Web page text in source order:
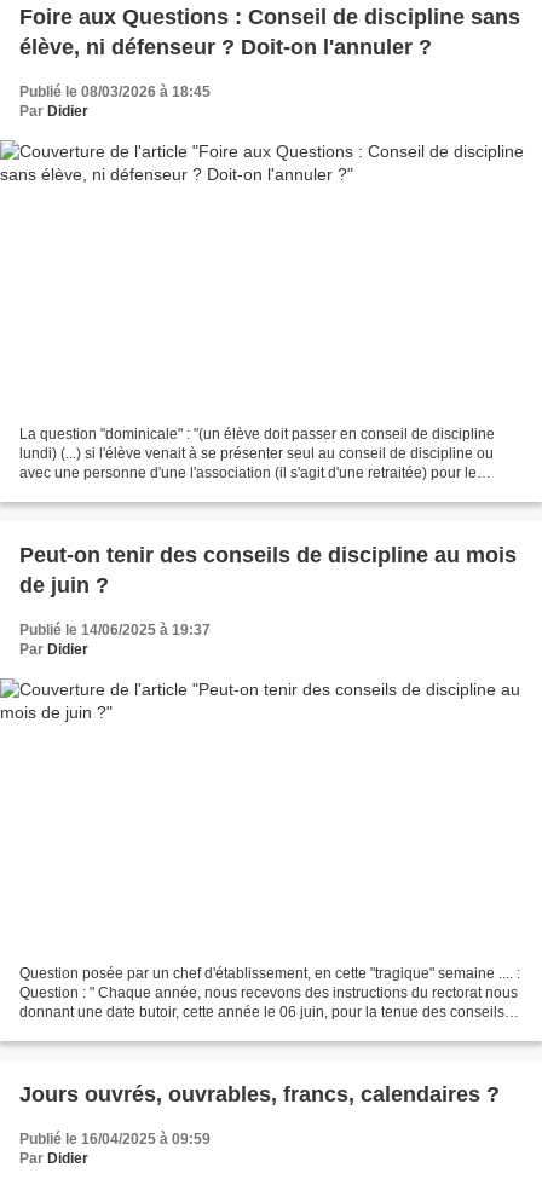
Foire aux Questions : Conseil de discipline sans
élève, ni défenseur ? Doit-on l'annuler ?
Publié le 08/03/2026 à 18:45
Par Didier
La question "dominicale" : "(un élève doit passer en conseil de discipline
lundi) (...) si l'élève venait à se présenter seul au conseil de discipline ou
avec une personne d'une l'association (il s'agit d'une retraitée) pour le
Peut-on tenir des conseils de discipline au mois
de juin ?
Publié le 14/06/2025 à 19:37
Par Didier
Question posée par un chef d'établissement, en cette "tragique" semaine .... :
Question : " Chaque année, nous recevons des instructions du rectorat nous
donnant une date butoir, cette année le 06 juin, pour la tenue des conseils
Jours ouvrés, ouvrables, francs, calendaires ?
Publié le 16/04/2025 à 09:59
Par Didier